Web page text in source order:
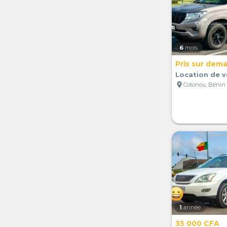
6 mois
Prix sur
Location de
location_on Cotonou, Bénin
1 année
35 000 CFA